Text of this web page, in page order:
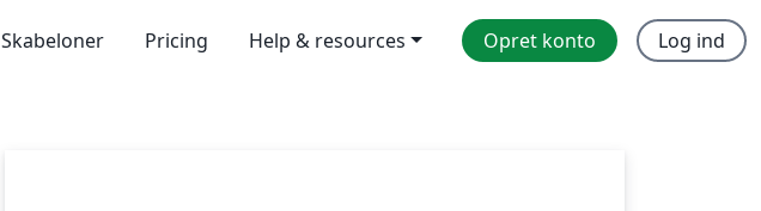
Skabeloner Pricing Help & resources Opret konto Log ind